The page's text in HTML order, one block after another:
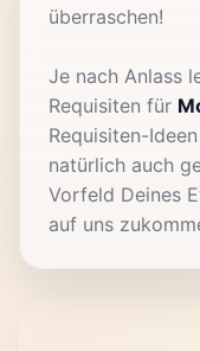
überraschen!
Je nach Anlass
Requisiten für
Requisiten-
natürlich auch
Vorfeld Deines
auf uns